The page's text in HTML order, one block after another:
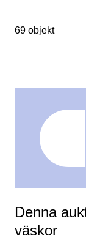
69 objekt
Denna
väskor